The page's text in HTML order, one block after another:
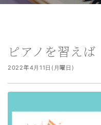
ピアノを習えば
2022年4月11日(月曜日)